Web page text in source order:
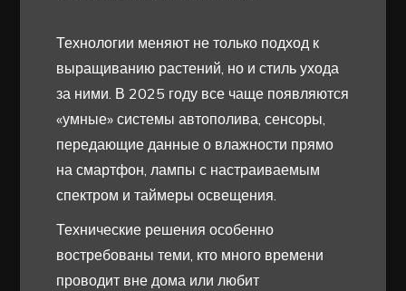
Технологии меняют не только подход к
выращиванию растений, но и стиль ухода
за ними. В 2025 году все чаще появляются
«умные» системы автополива, сенсоры,
передающие данные о влажности прямо
на смартфон, лампы с настраиваемым
спектром и таймеры освещения.
Технические решения особенно
востребованы теми, кто много времени
проводит вне дома или любит